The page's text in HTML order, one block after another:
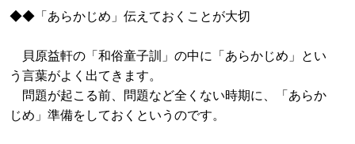
◆◆「あらかじめ」伝えておくことが大切
貝原益軒の「和俗童子訓」の中に「あらかじめ」とい
う言葉がよく出てきます。
問題が起こる前、問題など全くない時期に、「あらか
じめ」準備をしておくというのです。